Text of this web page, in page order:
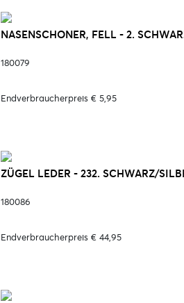
NASENSCHONER, FELL - 2.
180079
Endverbraucherpreis € 5,95
ZÜGEL LEDER - 232. SCHWARZ/
180086
Endverbraucherpreis € 44,95